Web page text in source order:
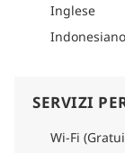
Inglese
Indonesiano
SERVIZI
Wi-Fi